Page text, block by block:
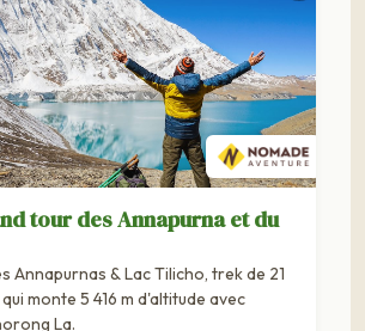
tour des Annapurna et du
Annapurnas & Lac Tilicho, trek de 21
monte 5 416 m d'altitude avec
La.